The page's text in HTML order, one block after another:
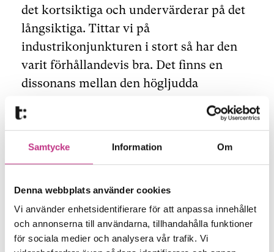
Samtycke Information Om
Denna webbplats använder cookies
Vi använder enhetsidentifierare för att anpassa innehållet
och annonserna till användarna, tillhandahålla funktioner
för sociala medier och analysera vår trafik. Vi
det kortsiktiga och undervärderar på det
långsiktiga. Tittar vi på
industrikonjunkturen i stort så har den
varit förhållandevis bra. Det finns en
dissonans mellan den högljudda
diskussionen om problematiken och
verkligheten. I det långa perspektivet är
mer på samhällsplanet där vi hamnat i
tilliten till intuitioner och politiken
sviktar, säger Tom Erixon.
-Sverige har en hög innovationsförmåga.